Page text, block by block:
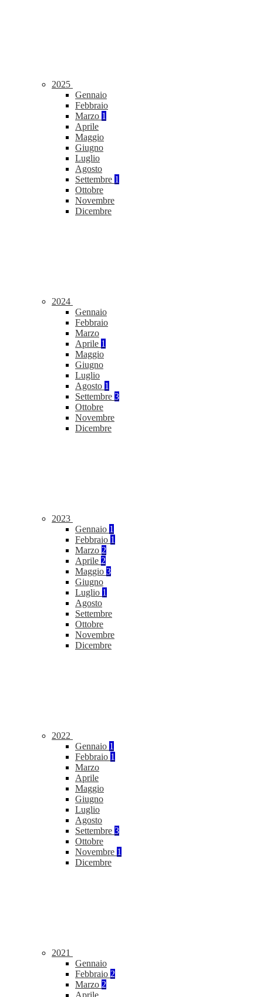
2025
Gennaio
Febbraio
Marzo 1
Aprile
Maggio
Giugno
Luglio
Agosto
Settembre 1
Ottobre
Novembre
Dicembre
2024
Gennaio
Febbraio
Marzo
Aprile 1
Maggio
Giugno
Luglio
Agosto 1
Settembre 3
Ottobre
Novembre
Dicembre
2023
Gennaio 1
Febbraio 1
Marzo 2
Aprile 2
Maggio 3
Giugno
Luglio 1
Agosto
Settembre
Ottobre
Novembre
Dicembre
2022
Gennaio 1
Febbraio 1
Marzo
Aprile
Maggio
Giugno
Luglio
Agosto
Settembre 3
Ottobre
Novembre 1
Dicembre
2021
Gennaio
Febbraio 2
Marzo 2